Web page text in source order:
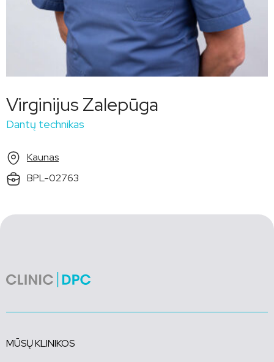
Virginijus Zalepūga
Dantų technikas
Kaunas
BPL-02763
MŪSŲ KLINIKOS